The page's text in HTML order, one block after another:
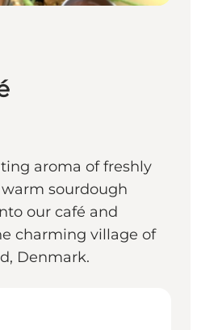
aroma of freshly
sourdough
our café and
charming village of
Denmark.